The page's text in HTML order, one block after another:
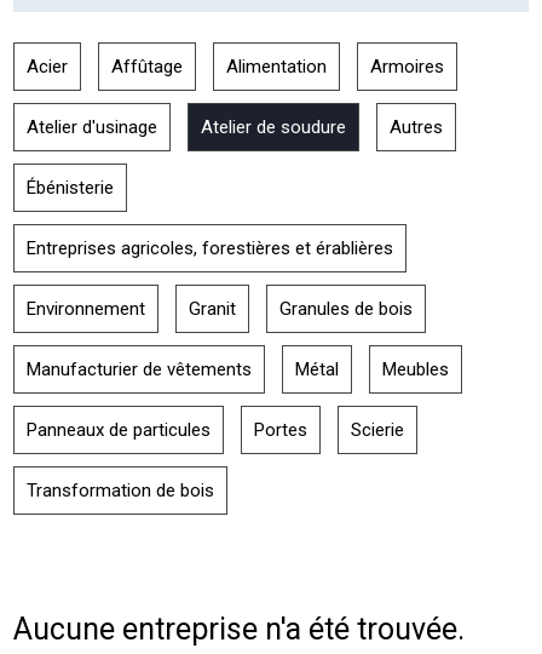
Acier Affûtage Alimentation Armoires
Atelier d'usinage Atelier de soudure Autres
Ébénisterie
Entreprises agricoles, forestières et érablières
Environnement Granit Granules de bois
Manufacturier de vêtements Métal Meubles
Panneaux de particules Portes Scierie
Transformation de bois
Aucune entreprise n'a été trouvée.